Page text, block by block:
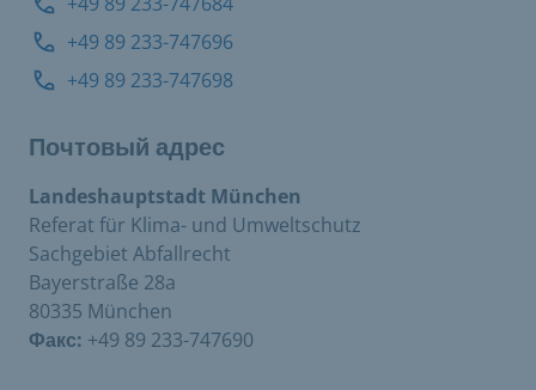
+49 89 233-747696
+49 89 233-747698
Почтовый адрес
Landeshauptstadt München
Referat für Klima- und Umweltschutz
Sachgebiet Abfallrecht
Bayerstraße 28a
80335 München
Факс: +49 89 233-747690